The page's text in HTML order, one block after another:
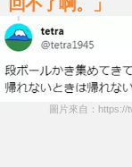
圖片來自：